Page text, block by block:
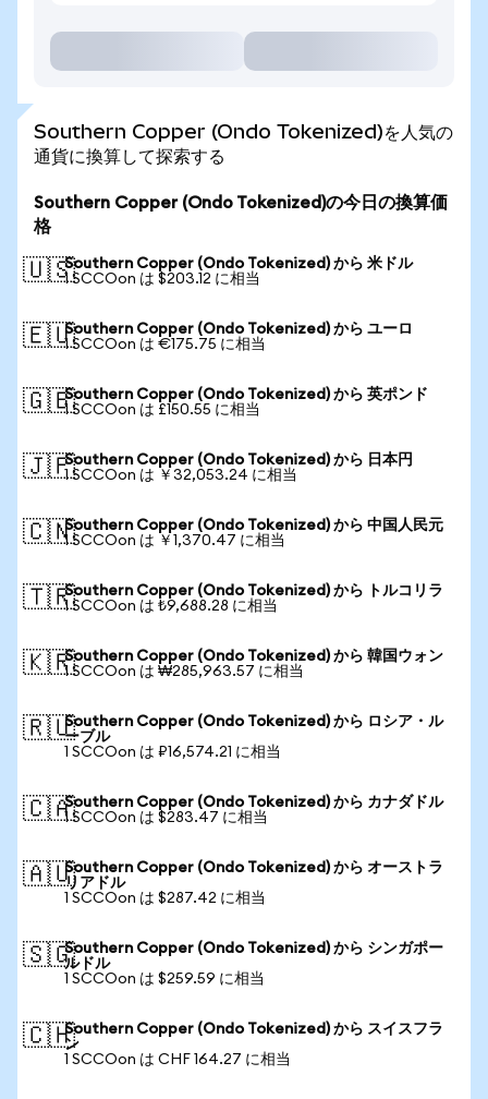
Southern Copper (Ondo Tokenized)を人気の
通貨に換算して探索する
Southern Copper (Ondo Tokenized)の今日の換算価
格
🇺🇸Southern Copper (Ondo Tokenized) から 米ドル
1 SCCOon は $203.12 に相当
🇪🇺Southern Copper (Ondo Tokenized) から ユーロ
1 SCCOon は €175.75 に相当
🇬🇧Southern Copper (Ondo Tokenized) から 英ポンド
1 SCCOon は £150.55 に相当
🇯🇵Southern Copper (Ondo Tokenized) から 日本円
1 SCCOon は ￥32,053.24 に相当
🇨🇳Southern Copper (Ondo Tokenized) から 中国人民元
1 SCCOon は ￥1,370.47 に相当
🇹🇷Southern Copper (Ondo Tokenized) から トルコリラ
1 SCCOon は ₺9,688.28 に相当
🇰🇷Southern Copper (Ondo Tokenized) から 韓国ウォン
1 SCCOon は ₩285,963.57 に相当
🇷🇺Southern Copper (Ondo Tokenized) から ロシア・ル
ーブル
1 SCCOon は ₽16,574.21 に相当
🇨🇦Southern Copper (Ondo Tokenized) から カナダドル
1 SCCOon は $283.47 に相当
🇦🇺Southern Copper (Ondo Tokenized) から オーストラ
リアドル
1 SCCOon は $287.42 に相当
🇸🇬Southern Copper (Ondo Tokenized) から シンガポー
ルドル
1 SCCOon は $259.59 に相当
🇨🇭Southern Copper (Ondo Tokenized) から スイスフラ
ン
1 SCCOon は CHF 164.27 に相当